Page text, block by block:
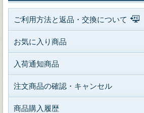
ご利用方法と返品・交換について
お気に入り商品
入荷通知商品
注文商品の確認・キャンセル
商品購入履歴